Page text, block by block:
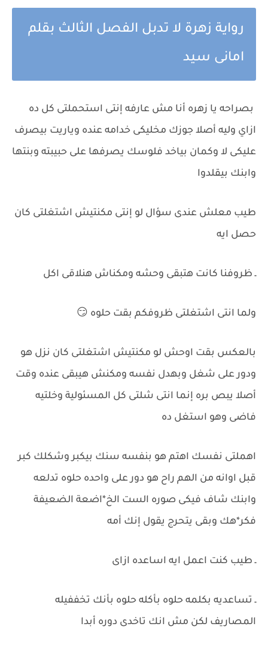
رواية زهرة لا تدبل الفصل الثالث بقلم
امانى سيد
بصراحه يا زهره أنا مش عارفه إنتى استحملتى كل ده
ازاي وليه أصلا جوزك مخليكى خدامه عنده وياريت بيصرف
عليكى لا وكمان بياخد فلوسك يصرفها على حبيبته وبنتها
وابنك بيقلدوا
طيب معلش عندى سؤال لو إنتى مكنتيش اشتغلتى كان
حصل ايه
ـ ظروفنا كانت هتبقى وحشه ومكناش هنلاقى اكل
ولما انتى اشتغلتى ظروفكم بقت حلوه 😏
بالعكس بقت اوحش لو مكنتيش اشتغلتى كان نزل هو
ودور على شغل وبهدل نفسه ومكنش هيبقى عنده وقت
أصلا يبص بره إنما انتى شلتى كل المسئولية وخلتيه
فاضى وهو استغل ده
اهملتى نفسك اهتم هو بنفسه سنك بيكبر وشكلك كبر
قبل اوانه من الهم راح هو دور على واحده حلوه تدلعه
وابنك شاف فيكى صوره الست الخ*اضعة الضعيفة
فكر*هك وبقى يتحرج يقول إنك أمه
ـ طيب كنت اعمل ايه اساعده ازاى
ـ تساعديه بكلمه حلوه بأكله حلوه بأنك تخففيله
المصاريف لكن مش انك تاخدى دوره أبدا